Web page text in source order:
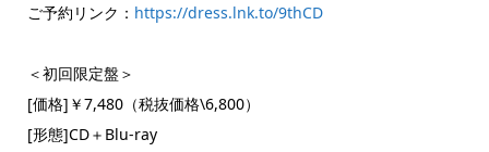
ご予約リンク： https://dress.lnk.to/9thCD
＜初回限定盤＞
[価格]￥7,480（税抜価格\6,800）
[形態]CD＋Blu-ray